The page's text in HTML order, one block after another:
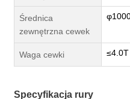
Średnica
zewnętrzna cewek
Waga cewki ≤4.0T
Specyfikacja rury